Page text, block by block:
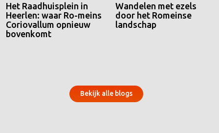
Het Raadhuisplein in
Heerlen: waar Ro-meins
Coriovallum opnieuw
bovenkomt
Wandelen met ezels
door het Romeinse
landschap
Bekijk alle blogs